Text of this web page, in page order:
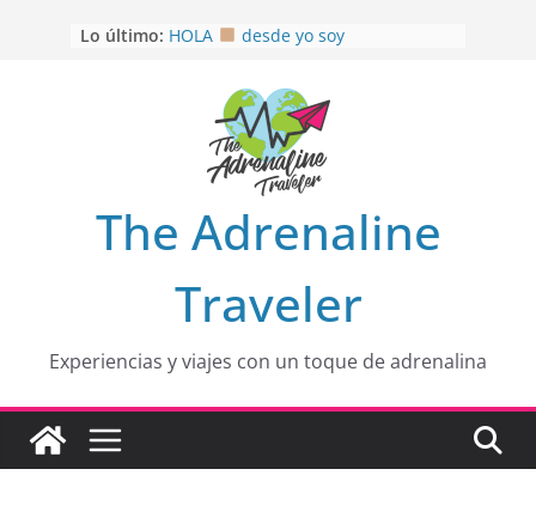
Lo último: OTRA PERSPECTIVA de RÍO EL
desde yo soy
Aprovechando que Wen tenía que
EL SENDERO DEL CACAO: Excelente
opción
HOSPEDAJE AL NATURALSHH !!
En
The Adrenaline
Traveler
Experiencias y viajes con un toque de adrenalina